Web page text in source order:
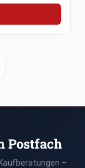
Postfach
–